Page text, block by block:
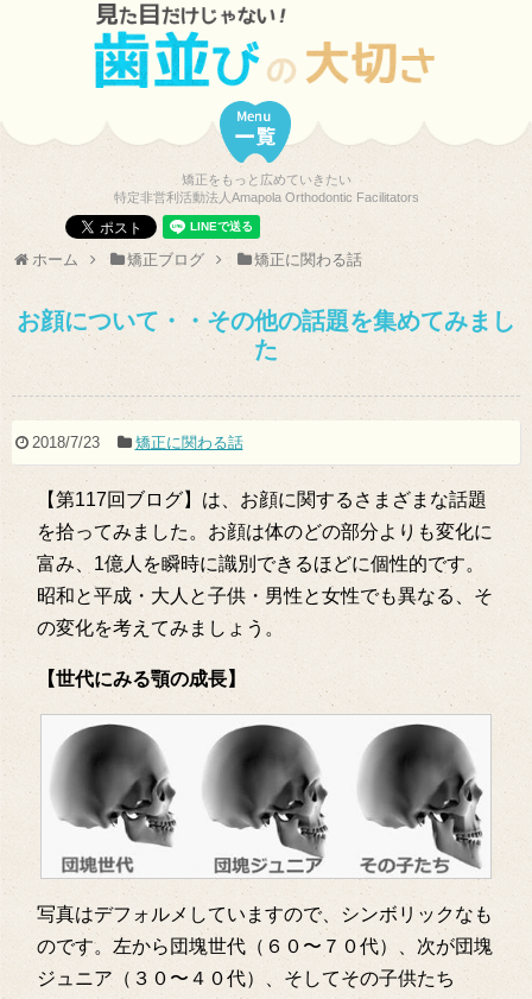
矯正をもっと広めていきたい
特定非営利活動法人Amapola Orthodontic Facilitators
ホーム 矯正ブログ 矯正に関わる話
お顔について・・その他の話題を集めてみまし
た
2018/7/23 矯正に関わる話
【第117回ブログ】は、お顔に関するさまざまな話題
を拾ってみました。お顔は体のどの部分よりも変化に
富み、1億人を瞬時に識別できるほどに個性的です。
昭和と平成・大人と子供・男性と女性でも異なる、そ
の変化を考えてみましょう。
【世代にみる顎の成長】
写真はデフォルメしていますので、シンボリックなも
のです。左から団塊世代（６０〜７０代）、次が団塊
ジュニア（３０〜４０代）、そしてその子供たち